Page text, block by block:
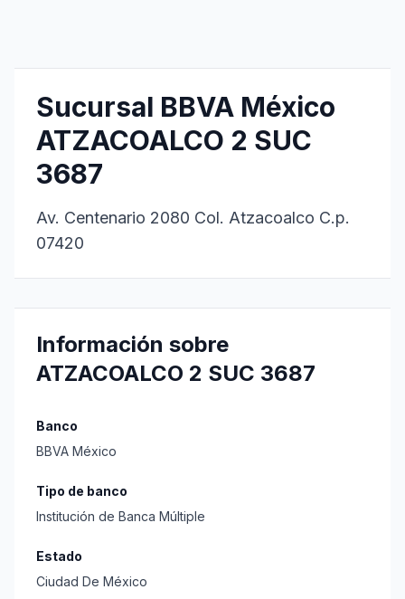
Sucursal BBVA México
ATZACOALCO 2 SUC
3687
Av. Centenario 2080 Col. Atzacoalco C.p.
07420
Información sobre
ATZACOALCO 2 SUC 3687
Banco
BBVA México
Tipo de banco
Institución de Banca Múltiple
Estado
Ciudad De México